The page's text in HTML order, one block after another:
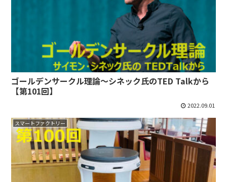
ゴールデンサークル理論～シネック氏のTED Talkから
【第101回】
2022.09.01
スマートファクトリー